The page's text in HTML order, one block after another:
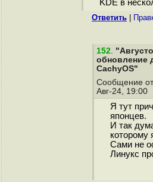
KDE в
Ответить
152.
обновление
CachyOS"
Сообщение
Авг-24, 19:00
Я тут
японцев.
И так
которому
Сами не
Линукс